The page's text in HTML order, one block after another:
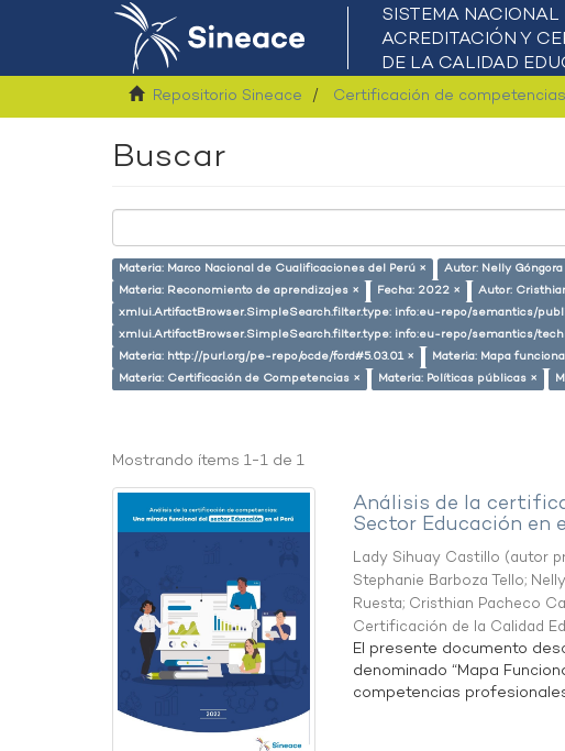
Repositorio Sineace Certificación de competencias
Buscar
Materia: Marco Nacional de Cualificaciones del Perú × Autor: Nelly Góngora
Materia: Reconomiento de aprendizajes ×
Fecha: 2022 × Autor:
xmlui.ArtifactBrowser.SimpleSearch.filter.type: info:eu-repo/semantics/
xmlui.ArtifactBrowser.SimpleSearch.filter.type: info:eu-repo/semantics/
Materia: http://purl.org/pe-repo/ocde/ford#5.03.01 ×
Materia: Mapa
Materia: Certificación de Competencias ×
Materia: Políticas públicas ×
Mostrando ítems 1-1 de 1
Análisis de la
Sector Educación en
Lady Sihuay Castillo (autor
Stephanie Barboza Tello;
Ruesta; Cristhian Pacheco
Certificación de la Calidad
El presente documento
denominado “Mapa
competencias profesionales